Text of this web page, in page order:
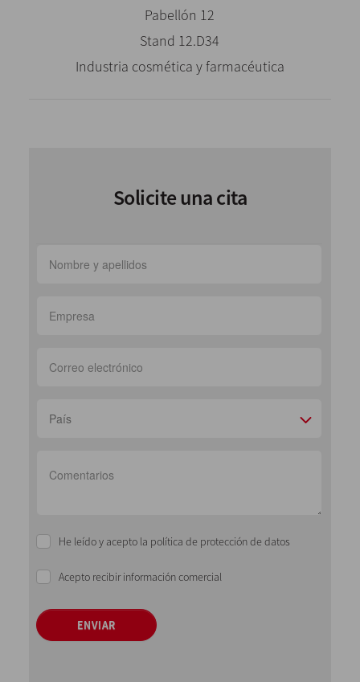
Pabellón 12
Stand 12.D34
Industria cosmética y farmacéutica
Solicite una cita
País
He leído y acepto la política de protección de datos
Acepto recibir información comercial
ENVIAR